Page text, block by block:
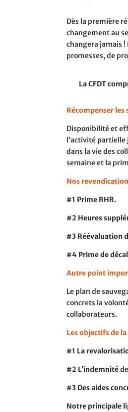
Dès la première
changement au
changera jamais !
promesses, de
La CFDT
Récompenser les
Disponibilité et
l’activité partielle
dans la vie des
semaine et la
Nos
#1 Prime RHR.
#2 Heures
#3 Réévaluation
#4 Prime de
Autre point
Le plan de
concrets la
collaborateurs.
Les objectifs de
#1 La
#2 L’indemnité
#3 Des aides
Notre principale